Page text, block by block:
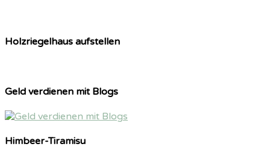
Holzriegelhaus aufstellen
Geld verdienen mit Blogs
Himbeer-Tiramisu